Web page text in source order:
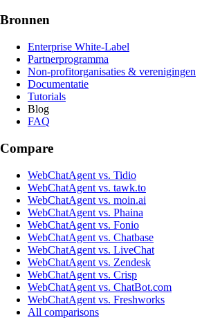
Bronnen
Enterprise White-Label
Partnerprogramma
Non-profitorganisaties & verenigingen
Documentatie
Tutorials
Blog
FAQ
Compare
WebChatAgent vs. Tidio
WebChatAgent vs. tawk.to
WebChatAgent vs. moin.ai
WebChatAgent vs. Phaina
WebChatAgent vs. Fonio
WebChatAgent vs. Chatbase
WebChatAgent vs. LiveChat
WebChatAgent vs. Zendesk
WebChatAgent vs. Crisp
WebChatAgent vs. ChatBot.com
WebChatAgent vs. Freshworks
All comparisons